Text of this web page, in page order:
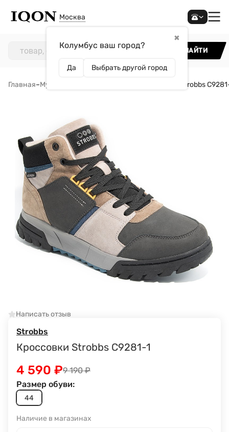
Москва
✖
Колумбус ваш город?
Да Выбрать другой город
НАЙТИ
Главная–Мужчинам Кроссовки Strobbs
Написать отзыв
Strobbs
Кроссовки Strobbs C9281-1
9 190₽
4 590 ₽
44
Размер обуви:
Наличие в магазинах